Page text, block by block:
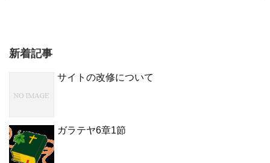
新着記事
サイトの改修について
ガラテヤ6章1節